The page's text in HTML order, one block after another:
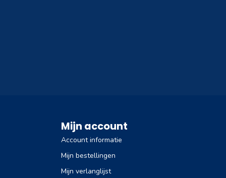
Mijn account
Account informatie
Mijn bestellingen
Mijn verlanglijst